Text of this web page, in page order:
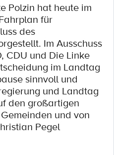
Polzin hat heute im
für
des
Im Ausschuss
CDU und Die Linke
im Landtag
sinnvoll und
und Landtag
den großartigen
und von
Pegel